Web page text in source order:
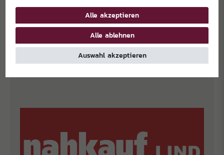
Alle akzeptieren
Alle ablehnen
Auswahl akzeptieren